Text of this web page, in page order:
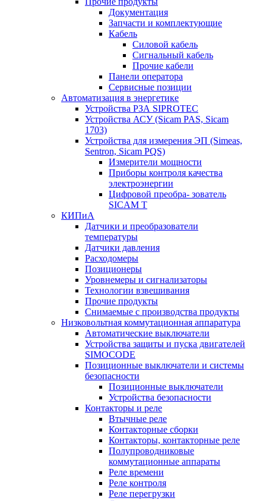
Документация
Запчасти и комплектующие
Кабель
Силовой кабель
Сигнальный кабель
Прочие кабели
Панели оператора
Сервисные позиции
Автоматизация в энергетике
Устройства РЗА SIPROTEC
Устройства АСУ (Sicam PAS, Sicam
1703)
Устройства для измерения ЭП (Simeas,
Sentron, Sicam PQS)
Измерители мощности
Приборы контроля качества
электроэнергии
Цифровой преобра- зователь
SICAM T
КИПиА
Датчики и преобразователи
температуры
Датчики давления
Расходомеры
Позиционеры
Уровнемеры и сигнализаторы
Технологии взвешивания
Прочие продукты
Снимаемые с производства продукты
Низковольтная коммутационная аппаратура
Автоматические выключатели
Устройства защиты и пуска двигателей
SIMOCODE
Позиционные выключатели и системы
безопасности
Позиционные выключатели
Устройства безопасности
Контакторы и реле
Втычные реле
Контакторные сборки
Контакторы, контакторные реле
Полупроводниковые
коммутационные аппараты
Реле времени
Реле контроля
Реле перегрузки